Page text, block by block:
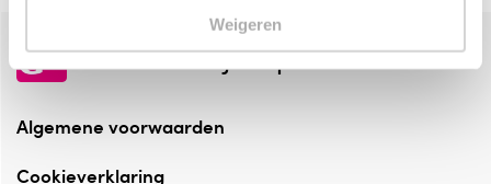
Weigeren
de vriendelijke specialist
Algemene voorwaarden
Cookieverklaring